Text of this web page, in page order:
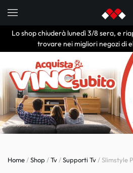
Skip to main content
Lo shop chiuderà lunedì 3/8 sera, e
trovare nei migliori negozi di
Home /Shop /Tv /Supporti Tv / Slimstyle